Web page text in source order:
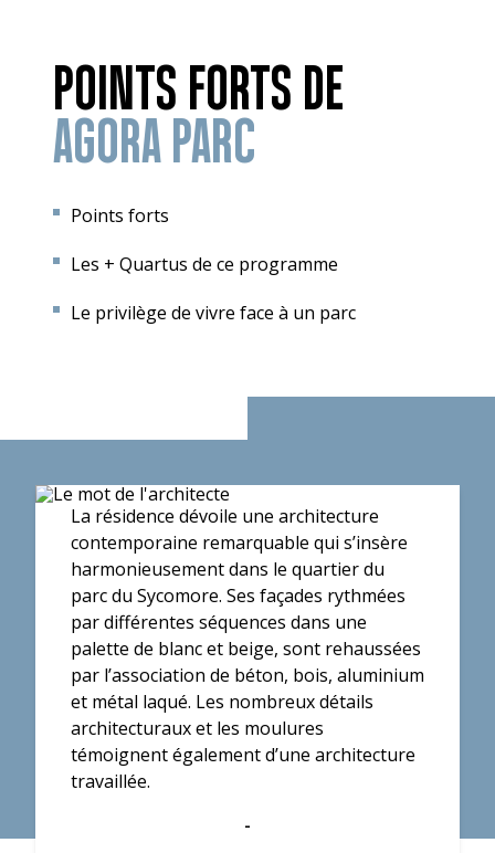
POINTS FORTS DE
AGORA PARC
Points forts
Les + Quartus de ce programme
Le privilège de vivre face à un parc
La résidence dévoile une architecture
contemporaine remarquable qui s’insère
harmonieusement dans le quartier du
parc du Sycomore. Ses façades rythmées
par différentes séquences dans une
palette de blanc et beige, sont rehaussées
par l’association de béton, bois, aluminium
et métal laqué. Les nombreux détails
architecturaux et les moulures
témoignent également d’une architecture
travaillée.
-